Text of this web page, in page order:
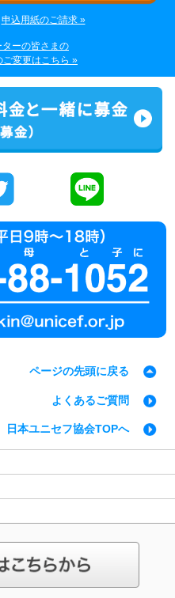
申込用紙のご請求 »
ーの皆さまの
変更はこちら »
ページの先頭に戻る
よくあるご質問
日本ユニセフ協会TOPへ